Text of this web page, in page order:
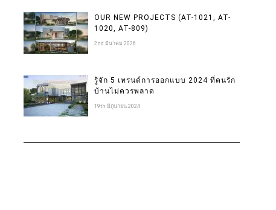
OUR NEW PROJECTS (AT-1021, AT-
1020, AT-809)
2nd มีนาคม 2026
รู้จัก 5 เทรนด์การออกแบบ 2024 ที่คนรัก
บ้านไม่ควรพลาด
19th มิถุนายน 2024